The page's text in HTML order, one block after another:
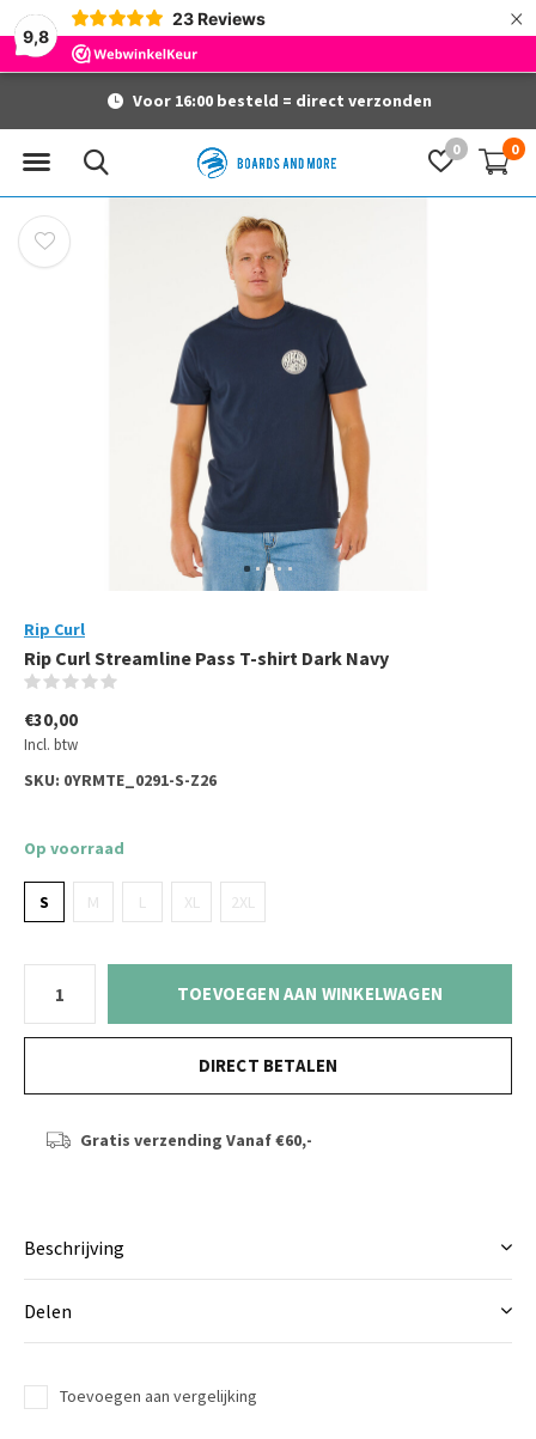
9,8
23 Reviews ×
0 0
Voor 16:00 besteld = direct verzonden
Rip Curl
Rip Curl Streamline Pass T-shirt Dark Navy
€30,00
Incl. btw
SKU: 0YRMTE_0291-S-Z26
Op voorraad
S M L XL 2XL
TOEVOEGEN AAN WINKELWAGEN
DIRECT BETALEN
Gratis verzending Vanaf €60,-
Beschrijving
Delen
Toevoegen aan vergelijking